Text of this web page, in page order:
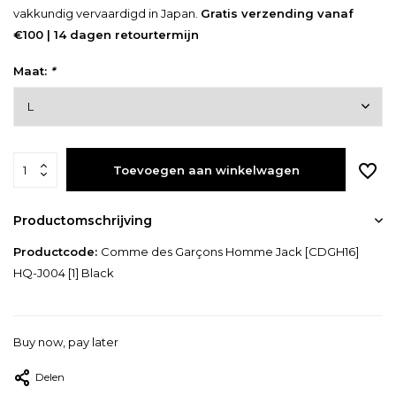
vakkundig vervaardigd in Japan. Gratis verzending vanaf
€100 | 14 dagen retourtermijn
Maat: *
Toevoegen aan winkelwagen
Productomschrijving
Productcode: Comme des Garçons Homme Jack [CDGH16]
HQ-J004 [1] Black
Buy now, pay later
Delen